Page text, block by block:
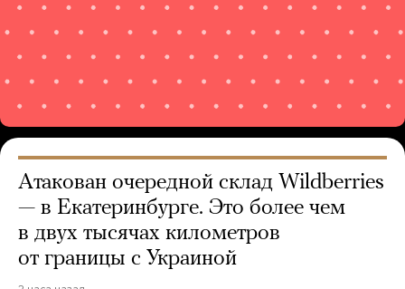
Атакован очередной склад Wildberries
— в Екатеринбурге. Это более чем
в двух тысячах километров
от границы с Украиной